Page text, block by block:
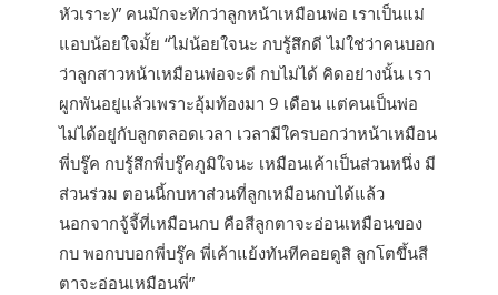
หัวเราะ)” คนมักจะทักว่าลูกหน้าเหมือนพ่อ เราเป็นแม่
แอบน้อยใจมั้ย “ไม่น้อยใจนะ กบรู้สึกดี ไม่ใช่ว่าคนบอก
ว่าลูกสาวหน้าเหมือนพ่อจะดี กบไม่ได้ คิดอย่างนั้น เรา
ผูกพันอยู่แล้วเพราะอุ้มท้องมา 9 เดือน แต่คนเป็นพ่อ
ไม่ได้อยู่กับลูกตลอดเวลา เวลามีใครบอกว่าหน้าเหมือน
พี่บรู๊ค กบรู้สึกพี่บรู๊คภูมิใจนะ เหมือนเค้าเป็นส่วนหนึ่ง มี
ส่วนร่วม ตอนนี้กบหาส่วนที่ลูกเหมือนกบได้แล้ว
นอกจากจู้จี้ที่เหมือนกบ คือสีลูกตาจะอ่อนเหมือนของ
กบ พอกบบอกพี่บรู๊ค พี่เค้าแย้งทันทีคอยดูสิ ลูกโตขึ้นสี
ตาจะอ่อนเหมือนพี่”